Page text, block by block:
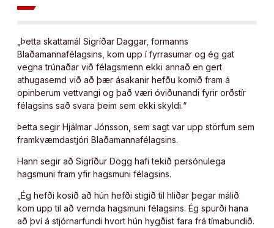
„Þetta skattamál Sigríðar Daggar, formanns
Blaðamannafélagsins, kom upp í fyrrasumar og ég gat
vegna trúnaðar við félagsmenn ekki annað en gert
athugasemd við að þær ásakanir hefðu komið fram á
opinberum vettvangi og það væri óviðunandi fyrir orðstír
félagsins sað svara þeim sem ekki skyldi.“
Þetta segir Hjálmar Jónsson, sem sagt var upp störfum sem
framkvæmdastjóri Blaðamannafélagsins.
Hann segir að Sigríður Dögg hafi tekið persónulega
hagsmuni fram yfir hagsmuni félagsins.
„Ég hefði kosið að hún hefði stigið til hliðar þegar málið
kom upp til að vernda hagsmuni félagsins. Ég spurði hana
að því á stjórnarfundi hvort hún hygðist fara frá tímabundið.